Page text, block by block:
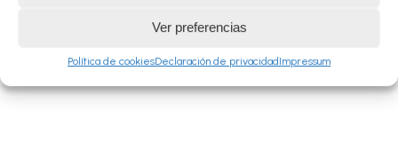
Ver preferencias
Política de cookiesDeclaración de privacidadImpressum